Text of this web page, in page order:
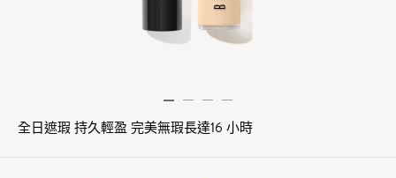
全日遮瑕 持久輕盈 完美無瑕長達16 小時